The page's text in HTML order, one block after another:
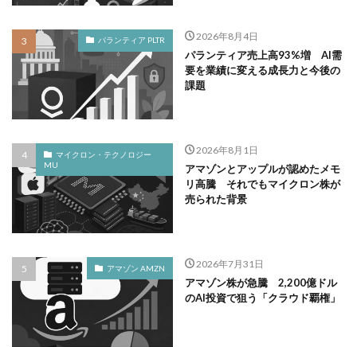
パランティア PLTR 2026年8月4日
パランティア売上高93%増 AI需
要を業績に変える成長力と今後の
課題
マイクロン・テクノロジー
MU
2026年8月1日
アマゾンとアップルが認めたメモ
リ高騰 それでもマイクロン株が
売られた背景
アマゾン AMZN 2026年7月31日
アマゾン株が急騰 2,200億ドル
のAI投資で狙う「クラウド覇権」